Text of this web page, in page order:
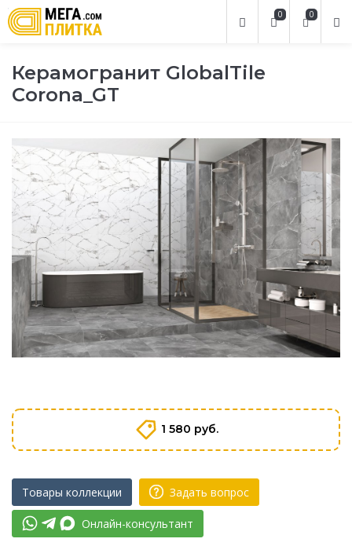
0
0
Керамогранит GlobalTile
Corona_GT
1 580 руб.
Товары коллекции Задать вопрос
Онлайн-консультант